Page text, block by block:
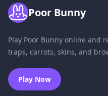
Poor Bunny
Play Poor Bunny online and
traps, carrots, skins, and
Play Now